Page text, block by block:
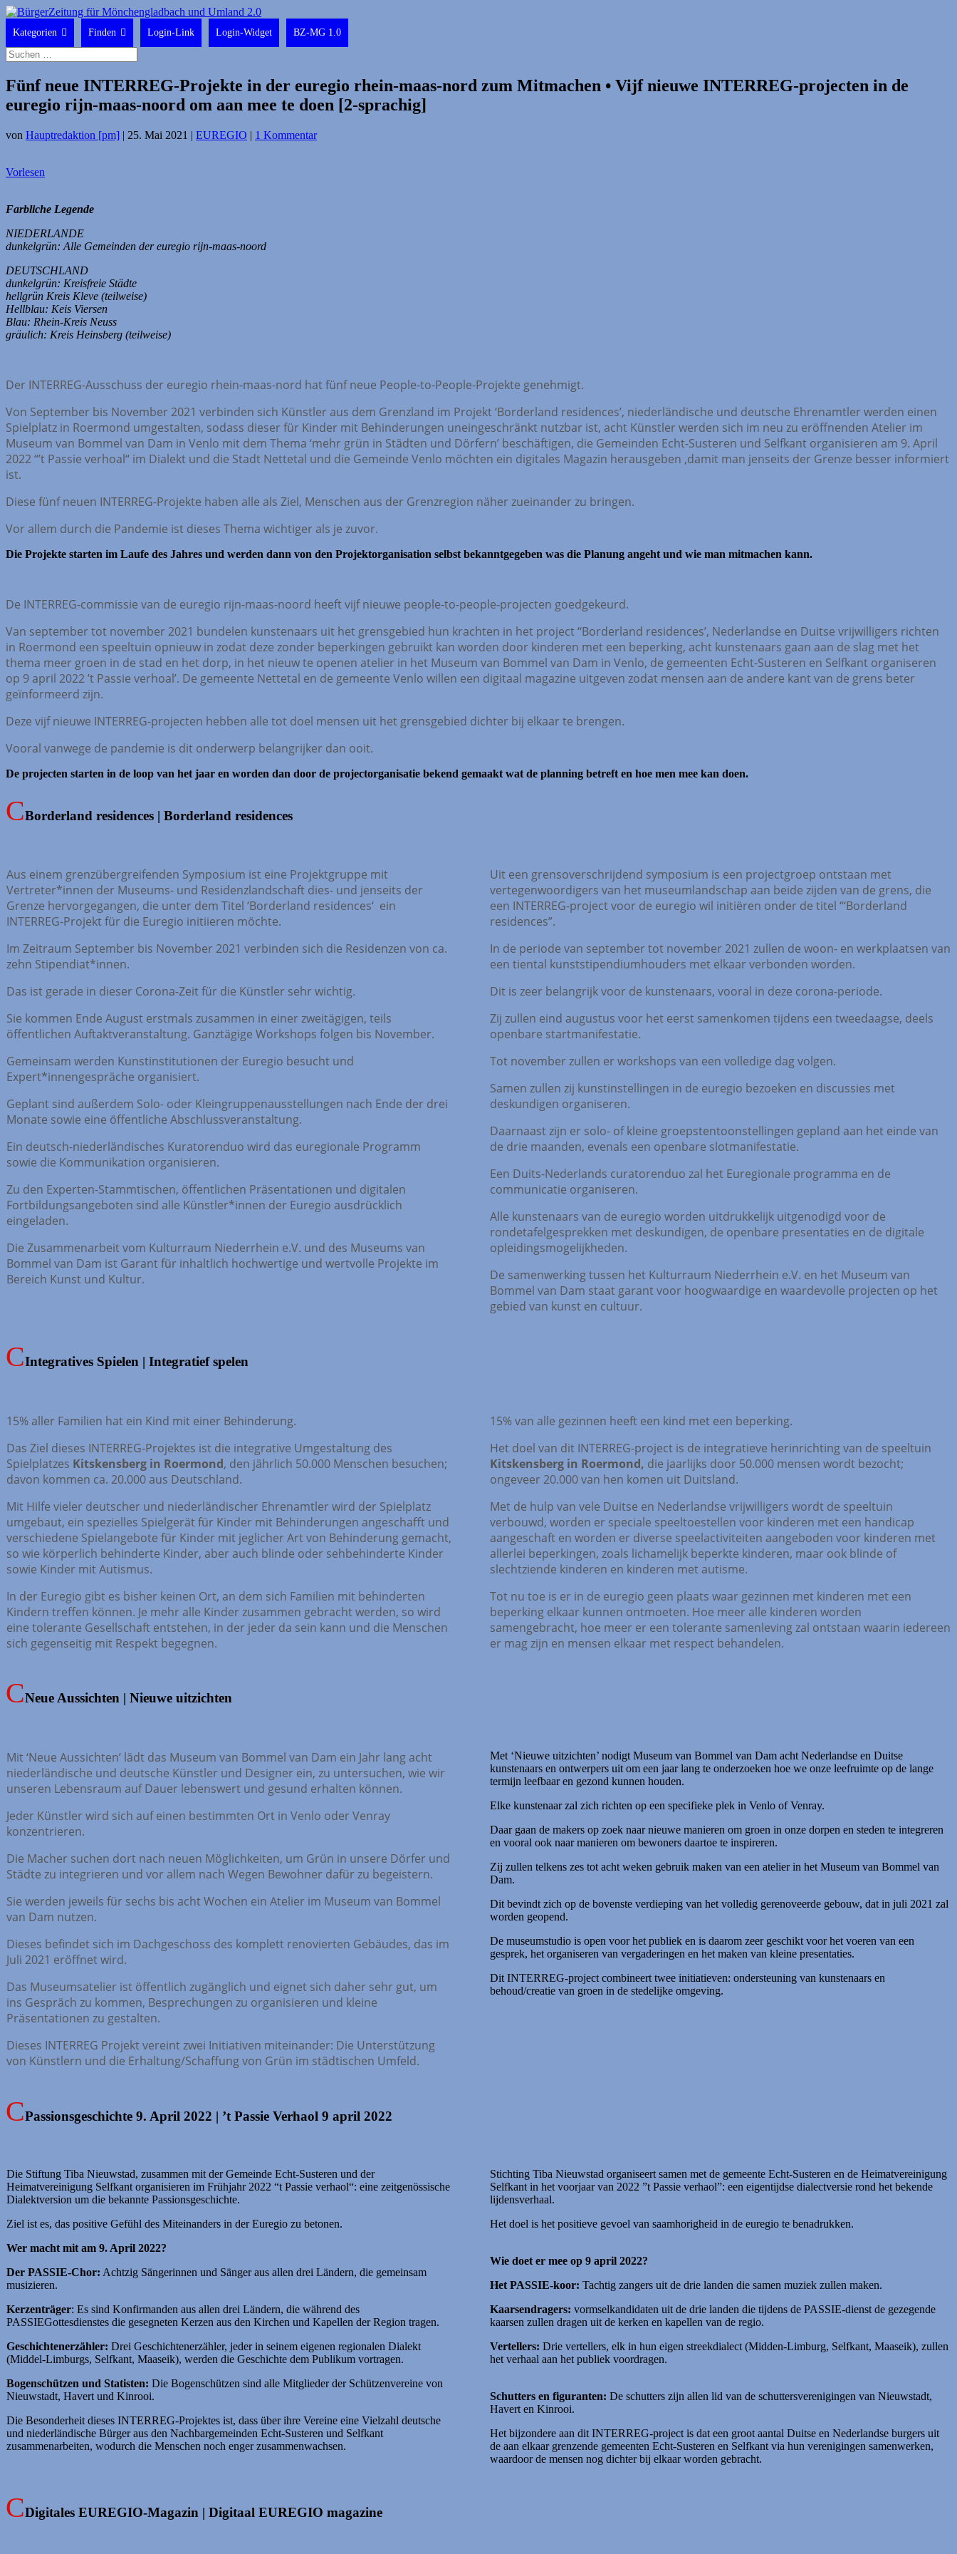
Kategorien Finden Login-Link Login-Widget BZ-MG 1.0
Fünf neue INTERREG-Projekte in der euregio rhein-maas-nord zum Mitmachen • Vijf nieuwe INTERREG-projecten in de
euregio rijn-maas-noord om aan mee te doen [2-sprachig]
von Hauptredaktion [pm] | 25. Mai 2021 | EUREGIO | 1 Kommentar
Vorlesen
Farbliche Legende
NIEDERLANDE
dunkelgrün: Alle Gemeinden der euregio rijn-maas-noord
DEUTSCHLAND
dunkelgrün: Kreisfreie Städte
hellgrün Kreis Kleve (teilweise)
Hellblau: Keis Viersen
Blau: Rhein-Kreis Neuss
gräulich: Kreis Heinsberg (teilweise)
Der INTERREG-Ausschuss der euregio rhein-maas-nord hat fünf neue People-to-People-Projekte genehmigt.
Von September bis November 2021 verbinden sich Künstler aus dem Grenzland im Projekt ‘Borderland residences’, niederländische und deutsche Ehrenamtler werden einen
Spielplatz in Roermond umgestalten, sodass dieser für Kinder mit Behinderungen uneingeschränkt nutzbar ist, acht Künstler werden sich im neu zu eröffnenden Atelier im
Museum van Bommel van Dam in Venlo mit dem Thema ‘mehr grün in Städten und Dörfern’ beschäftigen, die Gemeinden Echt-Susteren und Selfkant organisieren am 9. April
2022 “’t Passie verhoal“ im Dialekt und die Stadt Nettetal und die Gemeinde Venlo möchten ein digitales Magazin herausgeben ,damit man jenseits der Grenze besser informiert
ist.
Diese fünf neuen INTERREG-Projekte haben alle als Ziel, Menschen aus der Grenzregion näher zueinander zu bringen.
Vor allem durch die Pandemie ist dieses Thema wichtiger als je zuvor.
Die Projekte starten im Laufe des Jahres und werden dann von den Projektorganisation selbst bekanntgegeben was die Planung angeht und wie man mitmachen kann.
De INTERREG-commissie van de euregio rijn-maas-noord heeft vijf nieuwe people-to-people-projecten goedgekeurd.
Van september tot november 2021 bundelen kunstenaars uit het grensgebied hun krachten in het project ‘‘Borderland residences’, Nederlandse en Duitse vrijwilligers richten
in Roermond een speeltuin opnieuw in zodat deze zonder beperkingen gebruikt kan worden door kinderen met een beperking, acht kunstenaars gaan aan de slag met het
thema meer groen in de stad en het dorp, in het nieuw te openen atelier in het Museum van Bommel van Dam in Venlo, de gemeenten Echt-Susteren en Selfkant organiseren
op 9 april 2022 ’t Passie verhoal’. De gemeente Nettetal en de gemeente Venlo willen een digitaal magazine uitgeven zodat mensen aan de andere kant van de grens beter
geïnformeerd zijn.
Deze vijf nieuwe INTERREG-projecten hebben alle tot doel mensen uit het grensgebied dichter bij elkaar te brengen.
Vooral vanwege de pandemie is dit onderwerp belangrijker dan ooit.
De projecten starten in de loop van het jaar en worden dan door de projectorganisatie bekend gemaakt wat de planning betreft en hoe men mee kan doen.
Borderland residences | Borderland residences
Aus einem grenzübergreifenden Symposium ist eine Projektgruppe mit
Vertreter*innen der Museums- und Residenzlandschaft dies- und jenseits der
Grenze hervorgegangen, die unter dem Titel ‘Borderland residences‘ ein
INTERREG-Projekt für die Euregio initiieren möchte.
Im Zeitraum September bis November 2021 verbinden sich die Residenzen von ca.
zehn Stipendiat*innen.
Das ist gerade in dieser Corona-Zeit für die Künstler sehr wichtig.
Sie kommen Ende August erstmals zusammen in einer zweitägigen, teils
öffentlichen Auftaktveranstaltung. Ganztägige Workshops folgen bis November.
Gemeinsam werden Kunstinstitutionen der Euregio besucht und
Expert*innengespräche organisiert.
Geplant sind außerdem Solo- oder Kleingruppenausstellungen nach Ende der drei
Monate sowie eine öffentliche Abschlussveranstaltung.
Ein deutsch-niederländisches Kuratorenduo wird das euregionale Programm
sowie die Kommunikation organisieren.
Zu den Experten-Stammtischen, öffentlichen Präsentationen und digitalen
Fortbildungsangeboten sind alle Künstler*innen der Euregio ausdrücklich
eingeladen.
Die Zusammenarbeit vom Kulturraum Niederrhein e.V. und des Museums van
Bommel van Dam ist Garant für inhaltlich hochwertige und wertvolle Projekte im
Bereich Kunst und Kultur.
Uit een grensoverschrijdend symposium is een projectgroep ontstaan met
vertegenwoordigers van het museumlandschap aan beide zijden van de grens, die
een INTERREG-project voor de euregio wil initiëren onder de titel “‘Borderland
residences”.
In de periode van september tot november 2021 zullen de woon- en werkplaatsen van
een tiental kunststipendiumhouders met elkaar verbonden worden.
Dit is zeer belangrijk voor de kunstenaars, vooral in deze corona-periode.
Zij zullen eind augustus voor het eerst samenkomen tijdens een tweedaagse, deels
openbare startmanifestatie.
Tot november zullen er workshops van een volledige dag volgen.
Samen zullen zij kunstinstellingen in de euregio bezoeken en discussies met
deskundigen organiseren.
Daarnaast zijn er solo- of kleine groepstentoonstellingen gepland aan het einde van
de drie maanden, evenals een openbare slotmanifestatie.
Een Duits-Nederlands curatorenduo zal het Euregionale programma en de
communicatie organiseren.
Alle kunstenaars van de euregio worden uitdrukkelijk uitgenodigd voor de
rondetafelgesprekken met deskundigen, de openbare presentaties en de digitale
opleidingsmogelijkheden.
De samenwerking tussen het Kulturraum Niederrhein e.V. en het Museum van
Bommel van Dam staat garant voor hoogwaardige en waardevolle projecten op het
gebied van kunst en cultuur.
Integratives Spielen | Integratief spelen
15% aller Familien hat ein Kind mit einer Behinderung.
Das Ziel dieses INTERREG-Projektes ist die integrative Umgestaltung des
Spielplatzes Kitskensberg in Roermond, den jährlich 50.000 Menschen besuchen;
davon kommen ca. 20.000 aus Deutschland.
Mit Hilfe vieler deutscher und niederländischer Ehrenamtler wird der Spielplatz
umgebaut, ein spezielles Spielgerät für Kinder mit Behinderungen angeschafft und
verschiedene Spielangebote für Kinder mit jeglicher Art von Behinderung gemacht,
so wie körperlich behinderte Kinder, aber auch blinde oder sehbehinderte Kinder
sowie Kinder mit Autismus.
In der Euregio gibt es bisher keinen Ort, an dem sich Familien mit behinderten
Kindern treffen können. Je mehr alle Kinder zusammen gebracht werden, so wird
eine tolerante Gesellschaft entstehen, in der jeder da sein kann und die Menschen
sich gegenseitig mit Respekt begegnen.
15% van alle gezinnen heeft een kind met een beperking.
Het doel van dit INTERREG-project is de integratieve herinrichting van de speeltuin
Kitskensberg in Roermond, die jaarlijks door 50.000 mensen wordt bezocht;
ongeveer 20.000 van hen komen uit Duitsland.
Met de hulp van vele Duitse en Nederlandse vrijwilligers wordt de speeltuin
verbouwd, worden er speciale speeltoestellen voor kinderen met een handicap
aangeschaft en worden er diverse speelactiviteiten aangeboden voor kinderen met
allerlei beperkingen, zoals lichamelijk beperkte kinderen, maar ook blinde of
slechtziende kinderen en kinderen met autisme.
Tot nu toe is er in de euregio geen plaats waar gezinnen met kinderen met een
beperking elkaar kunnen ontmoeten. Hoe meer alle kinderen worden
samengebracht, hoe meer er een tolerante samenleving zal ontstaan waarin iedereen
er mag zijn en mensen elkaar met respect behandelen.
Neue Aussichten | Nieuwe uitzichten
Mit ‘Neue Aussichten’ lädt das Museum van Bommel van Dam ein Jahr lang acht
niederländische und deutsche Künstler und Designer ein, zu untersuchen, wie wir
unseren Lebensraum auf Dauer lebenswert und gesund erhalten können.
Jeder Künstler wird sich auf einen bestimmten Ort in Venlo oder Venray
konzentrieren.
Die Macher suchen dort nach neuen Möglichkeiten, um Grün in unsere Dörfer und
Städte zu integrieren und vor allem nach Wegen Bewohner dafür zu begeistern.
Sie werden jeweils für sechs bis acht Wochen ein Atelier im Museum van Bommel
van Dam nutzen.
Dieses befindet sich im Dachgeschoss des komplett renovierten Gebäudes, das im
Juli 2021 eröffnet wird.
Das Museumsatelier ist öffentlich zugänglich und eignet sich daher sehr gut, um
ins Gespräch zu kommen, Besprechungen zu organisieren und kleine
Präsentationen zu gestalten.
Dieses INTERREG Projekt vereint zwei Initiativen miteinander: Die Unterstützung
von Künstlern und die Erhaltung/Schaffung von Grün im städtischen Umfeld.
Met ‘Nieuwe uitzichten’ nodigt Museum van Bommel van Dam acht Nederlandse en Duitse
kunstenaars en ontwerpers uit om een jaar lang te onderzoeken hoe we onze leefruimte op de lange
termijn leefbaar en gezond kunnen houden.
Elke kunstenaar zal zich richten op een specifieke plek in Venlo of Venray.
Daar gaan de makers op zoek naar nieuwe manieren om groen in onze dorpen en steden te integreren
en vooral ook naar manieren om bewoners daartoe te inspireren.
Zij zullen telkens zes tot acht weken gebruik maken van een atelier in het Museum van Bommel van
Dam.
Dit bevindt zich op de bovenste verdieping van het volledig gerenoveerde gebouw, dat in juli 2021 zal
worden geopend.
De museumstudio is open voor het publiek en is daarom zeer geschikt voor het voeren van een
gesprek, het organiseren van vergaderingen en het maken van kleine presentaties.
Dit INTERREG-project combineert twee initiatieven: ondersteuning van kunstenaars en
behoud/creatie van groen in de stedelijke omgeving.
Passionsgeschichte 9. April 2022 | ’t Passie Verhaol 9 april 2022
Die Stiftung Tiba Nieuwstad, zusammen mit der Gemeinde Echt-Susteren und der
Heimatvereinigung Selfkant organisieren im Frühjahr 2022 “t Passie verhaol“: eine zeitgenössische
Dialektversion um die bekannte Passionsgeschichte.
Ziel ist es, das positive Gefühl des Miteinanders in der Euregio zu betonen.
Wer macht mit am 9. April 2022?
Der PASSIE-Chor: Achtzig Sängerinnen und Sänger aus allen drei Ländern, die gemeinsam
musizieren.
Kerzenträger: Es sind Konfirmanden aus allen drei Ländern, die während des
PASSIEGottesdienstes die gesegneten Kerzen aus den Kirchen und Kapellen der Region tragen.
Geschichtenerzähler: Drei Geschichtenerzähler, jeder in seinem eigenen regionalen Dialekt
(Middel-Limburgs, Selfkant, Maaseik), werden die Geschichte dem Publikum vortragen.
Bogenschützen und Statisten: Die Bogenschützen sind alle Mitglieder der Schützenvereine von
Nieuwstadt, Havert und Kinrooi.
Die Besonderheit dieses INTERREG-Projektes ist, dass über ihre Vereine eine Vielzahl deutsche
und niederländische Bürger aus den Nachbargemeinden Echt-Susteren und Selfkant
zusammenarbeiten, wodurch die Menschen noch enger zusammenwachsen.
Stichting Tiba Nieuwstad organiseert samen met de gemeente Echt-Susteren en de Heimatvereinigung
Selfkant in het voorjaar van 2022 ”t Passie verhaol”: een eigentijdse dialectversie rond het bekende
lijdensverhaal.
Het doel is het positieve gevoel van saamhorigheid in de euregio te benadrukken.
Wie doet er mee op 9 april 2022?
Het PASSIE-koor: Tachtig zangers uit de drie landen die samen muziek zullen maken.
Kaarsendragers: vormselkandidaten uit de drie landen die tijdens de PASSIE-dienst de gezegende
kaarsen zullen dragen uit de kerken en kapellen van de regio.
Vertellers: Drie vertellers, elk in hun eigen streekdialect (Midden-Limburg, Selfkant, Maaseik), zullen
het verhaal aan het publiek voordragen.
Schutters en figuranten: De schutters zijn allen lid van de schuttersverenigingen van Nieuwstadt,
Havert en Kinrooi.
Het bijzondere aan dit INTERREG-project is dat een groot aantal Duitse en Nederlandse burgers uit
de aan elkaar grenzende gemeenten Echt-Susteren en Selfkant via hun verenigingen samenwerken,
waardoor de mensen nog dichter bij elkaar worden gebracht.
Digitales EUREGIO-Magazin | Digitaal EUREGIO magazine